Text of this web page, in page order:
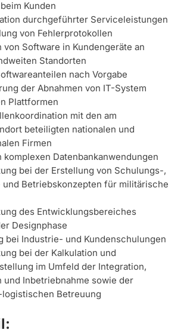
Kunden
durchgeführter Serviceleistungen
von Fehlerprotokollen
von Software in Kundengeräte an
Standorten
nach Vorgabe
der Abnahmen von IT-System
Plattformen
mit den am
beteiligten nationalen und
Firmen
komplexen Datenbankanwendungen
bei der Erstellung von Schulungs-,
und Betriebskonzepten für militärische
des Entwicklungsbereiches
Designphase
bei Industrie- und Kundenschulungen
bei der Kalkulation und
im Umfeld der Integration,
und Inbetriebnahme sowie der
Betreuung